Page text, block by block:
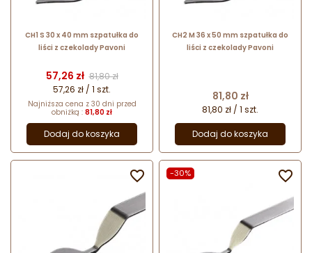
CH1 S 30 x 40 mm szpatułka do
liści z czekolady Pavoni
Cena
57,26 zł Cena podstawowa
81,80 zł
57,26 zł / 1 szt.
Najniższa cena z 30 dni przed
obniżką : 81,80 zł
Dodaj do koszyka
CH2 M 36 x 50 mm szpatułka do
liści z czekolady Pavoni
Cena
81,80 zł
81,80 zł / 1 szt.
Dodaj do koszyka
 -30% 